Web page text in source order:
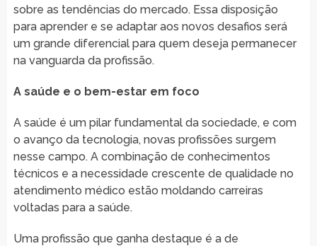
sobre as tendências do mercado. Essa disposição
para aprender e se adaptar aos novos desafios será
um grande diferencial para quem deseja permanecer
na vanguarda da profissão.
A saúde e o bem-estar em foco
A saúde é um pilar fundamental da sociedade, e com
o avanço da tecnologia, novas profissões surgem
nesse campo. A combinação de conhecimentos
técnicos e a necessidade crescente de qualidade no
atendimento médico estão moldando carreiras
voltadas para a saúde.
Uma profissão que ganha destaque é a de